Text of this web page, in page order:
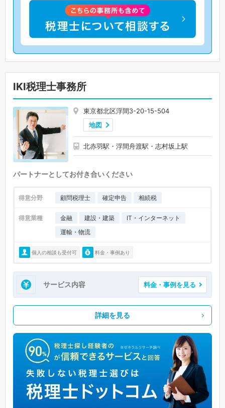
IKI税理士事務所
東京都北区浮間3-20-15-504
地図
北赤羽駅・浮間舟渡駅・志村坂上駅
パートナーとしてお付き合いください
得意分野 顧問税理士 確定申告 相続税
得意業種 金融 建設・建築
IT・インターネット
運輸・物流
個人の相談も受付可 料金・事例あり
サービス内容 料金・事例を見る
詳細を見る